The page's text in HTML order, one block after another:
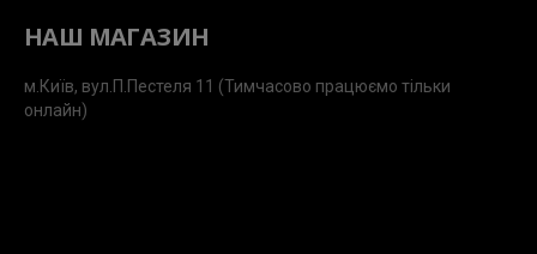
НАШ МАГАЗИН
м.Київ, вул.П.Пестеля 11 (Тимчасово працюємо тільки
онлайн)